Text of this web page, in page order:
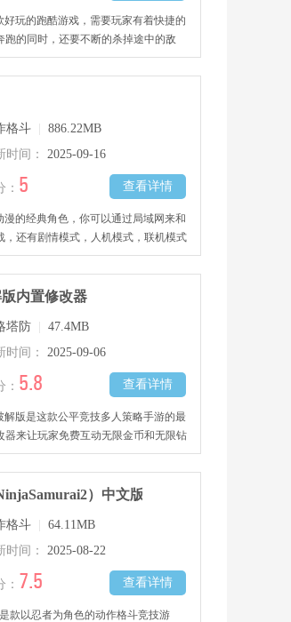
好玩的跑酷游戏，需要玩家有着快捷的
跑的同时，还要不断的杀掉途中的敌
载吧！
格斗
886.22MB
时间：
2025-09-16
查看详情
： 5
漫的经典角色，你可以通过局域网来和
，还有剧情模式，人机模式，联机模式
让你更好的连招，普通模式可以让你的
内置修改器
塔防
47.4MB
时间：
2025-09-06
查看详情
： 5.8
解版是这款公平竞技多人策略手游的最
器来让玩家免费互动无限金币和无限钻
）中文版
格斗
64.11MB
时间：
2025-08-22
查看详情
： 7.5
款以忍者为角色的动作格斗竞技游